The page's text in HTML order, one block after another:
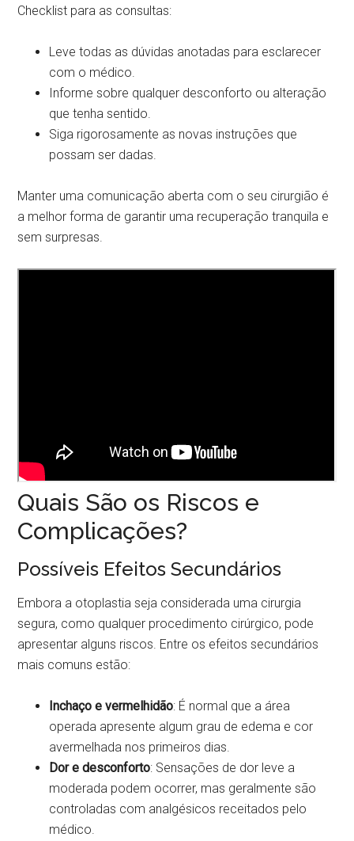
Checklist para as consultas:
Leve todas as dúvidas anotadas para esclarecer
com o médico.
Informe sobre qualquer desconforto ou alteração
que tenha sentido.
Siga rigorosamente as novas instruções que
possam ser dadas.
Manter uma comunicação aberta com o seu cirurgião é
a melhor forma de garantir uma recuperação tranquila e
sem surpresas.
Quais São os Riscos e
Complicações?
Possíveis Efeitos Secundários
Embora a otoplastia seja considerada uma cirurgia
segura, como qualquer procedimento cirúrgico, pode
apresentar alguns riscos. Entre os efeitos secundários
mais comuns estão:
Inchaço e vermelhidão: É normal que a área
operada apresente algum grau de edema e cor
avermelhada nos primeiros dias.
Dor e desconforto: Sensações de dor leve a
moderada podem ocorrer, mas geralmente são
controladas com analgésicos receitados pelo
médico.